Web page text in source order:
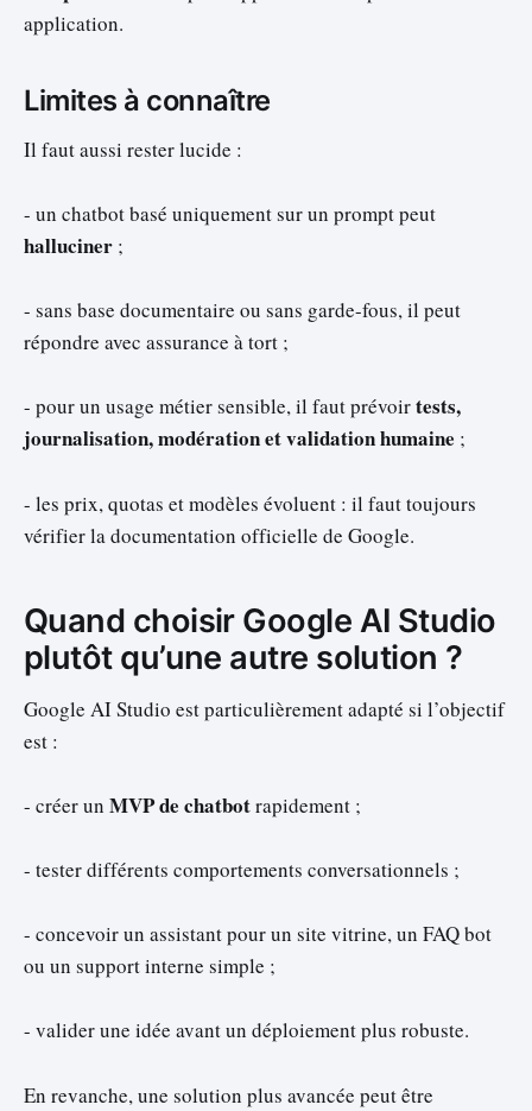
application.
Limites à connaître
Il faut aussi rester lucide :
- un chatbot basé uniquement sur un prompt peut
halluciner ;
- sans base documentaire ou sans garde-fous, il peut
répondre avec assurance à tort ;
- pour un usage métier sensible, il faut prévoirtests,
journalisation, modération et validation humaine ;
- les prix, quotas et modèles évoluent : il faut toujours
vérifier la documentation officielle de Google.
Quand choisir Google AI Studio
plutôt qu’une autre solution ?
Google AI Studio est particulièrement adapté si l’objectif
est :
- créer un MVP de chatbotrapidement ;
- tester différents comportements conversationnels ;
- concevoir un assistant pour un site vitrine, un FAQ bot
ou un support interne simple ;
- valider une idée avant un déploiement plus robuste.
En revanche, une solution plus avancée peut être